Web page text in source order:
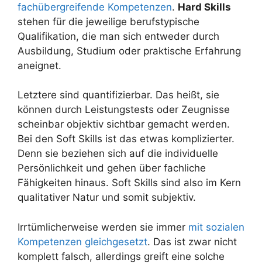
fachübergreifende Kompetenzen. Hard Skills
stehen für die jeweilige berufstypische
Qualifikation, die man sich entweder durch
Ausbildung, Studium oder praktische Erfahrung
aneignet.
Letztere sind quantifizierbar. Das heißt, sie
können durch Leistungstests oder Zeugnisse
scheinbar objektiv sichtbar gemacht werden.
Bei den Soft Skills ist das etwas komplizierter.
Denn sie beziehen sich auf die individuelle
Persönlichkeit und gehen über fachliche
Fähigkeiten hinaus. Soft Skills sind also im Kern
qualitativer Natur und somit subjektiv.
Irrtümlicherweise werden sie immer mit sozialen
Kompetenzen gleichgesetzt. Das ist zwar nicht
komplett falsch, allerdings greift eine solche